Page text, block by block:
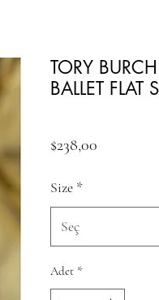
TORY
BALLET FLAT
$238,00
Size *
Seç
Adet *